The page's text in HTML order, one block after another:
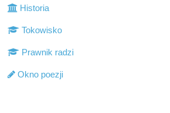
Historia
Tokowisko
Prawnik radzi
Okno poezji